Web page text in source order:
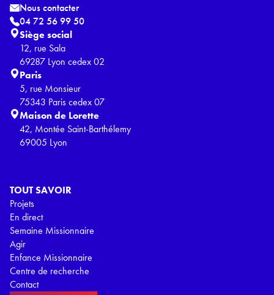
TOUT SAVOIR
Projets
En direct
Semaine Missionnaire
Agir
Enfance Missionnaire
Centre de recherche
Contact
Nous contacter
04 72 56 99 50
Siège social
12, rue Sala
69287 Lyon cedex 02
Paris
5, rue Monsieur
75343 Paris cedex 07
Maison de Lorette
42, Montée Saint-Barthélemy
69005 Lyon